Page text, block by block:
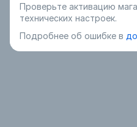
Проверьте активацию
технических настроек.
Подробнее об ошибке в